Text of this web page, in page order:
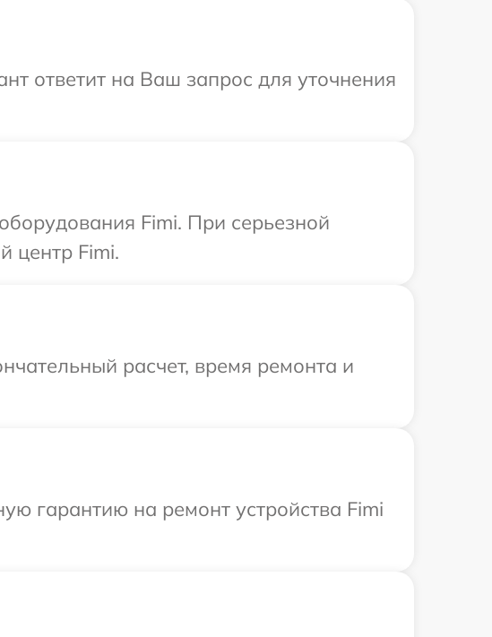
ответит на Ваш запрос для уточнения
Fimi. При серьезной
центр Fimi.
расчет, время ремонта и
гарантию на ремонт устройства Fimi